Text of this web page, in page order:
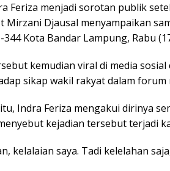
Feriza menjadi sorotan publik
Mirzani Djausal menyampaikan
Kota Bandar Lampung, Rabu
kemudian viral di media
sikap wakil rakyat dalam
Indra Feriza mengakui dirinya
kejadian tersebut terjadi
kelalaian saya. Tadi kelelahan